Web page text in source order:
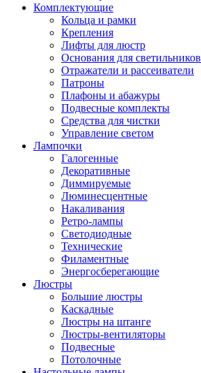
Комплектующие
Кольца и рамки
Крепления
Лифты для люстр
Основания для светильников
Отражатели и рассеиватели
Патроны
Плафоны и абажуры
Подвесные комплекты
Средства для чистки
Управление светом
Лампочки
Галогенные
Декоративные
Диммируемые
Люминесцентные
Накаливания
Ретро-лампы
Светодиодные
Технические
Филаментные
Энергосберегающие
Люстры
Большие люстры
Каскадные
Люстры на штанге
Люстры-вентиляторы
Подвесные
Потолочные